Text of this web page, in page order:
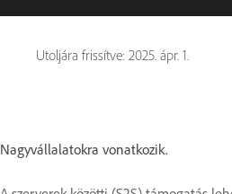
Utoljára frissítve: 2025. ápr. 1.
Nagyvállalatokra vonatkozik.